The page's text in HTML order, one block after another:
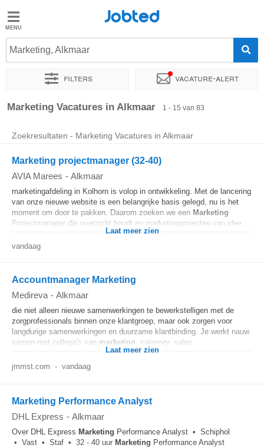
Jobted
Vacatures
Salarissen
Jobted
Marketing, Alkmaar
Filters Vacature-alert
Sorteer op Exacte locatie Bedrijf Soort dienstverband
Marketing Vacatures in Alkmaar 1 - 15 van 83
Zoekresultaten - Marketing Vacatures in Alkmaar
Marketing projectmanager (32-40)
AVIA Marees - Alkmaar
marketingafdeling in Kolhorn is volop in ontwikkeling. Met de lancering
van onze nieuwe website is een belangrijke basis gelegd, nu is het
moment om door te pakken. Daarom zoeken we een Marketing
Projectmanager die overzicht houdt en marketingprojecten van idee...
Laat meer zien
vandaag
Accountmanager Marketing
Medireva - Alkmaar
die niet alleen nieuwe samenwerkingen te bewerkstelligen met de
zorgprofessionals binnen onze klantgroep, maar ook zorgen voor
langdurige samenwerkingen en duurzame klantbinding. Je werkt nauw
samen met collega's van marketing , category, sales...
Laat meer zien
jmmst.com - vandaag
Marketing Performance Analyst
DHL Express - Alkmaar
Over DHL Express Marketing Performance Analyst • Schiphol
• Vast • Staf • 32 - 40 uur Marketing Performance Analyst